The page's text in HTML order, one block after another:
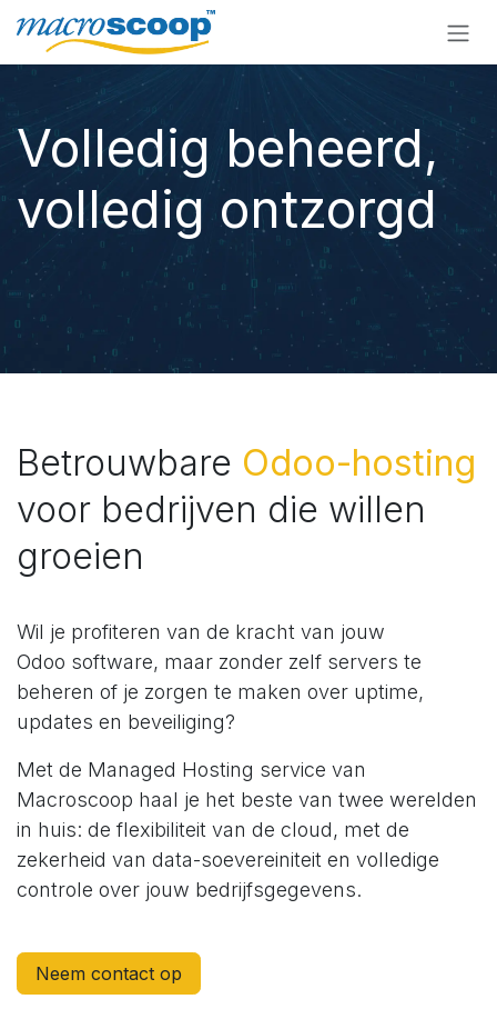
Overslaan naar inhoud
Volledig beheerd,
volledig ontzorgd
Betrouwbare Odoo-hosting
voor bedrijven die willen
groeien
Wil je profiteren van de kracht van jouw
Odoo software, maar zonder zelf servers te
beheren of je zorgen te maken over uptime,
updates en beveiliging?
Met de Managed Hosting service van
Macroscoop haal je het beste van twee werelden
in huis: de flexibiliteit van de cloud, met de
zekerheid van data-soevereiniteit en volledige
controle over jouw bedrijfsgegevens.
Neem contact op